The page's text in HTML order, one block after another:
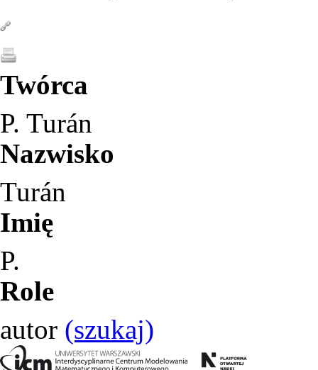
Twórca
P. Turán
Nazwisko
Turán
Imię
P.
Role
autor (szukaj)